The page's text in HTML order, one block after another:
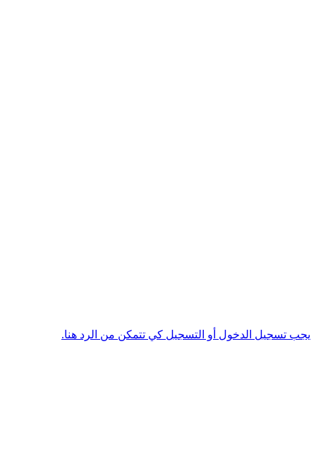
يجب تسجيل الدخول أو التسجيل كي تتمكن من الرد هنا.